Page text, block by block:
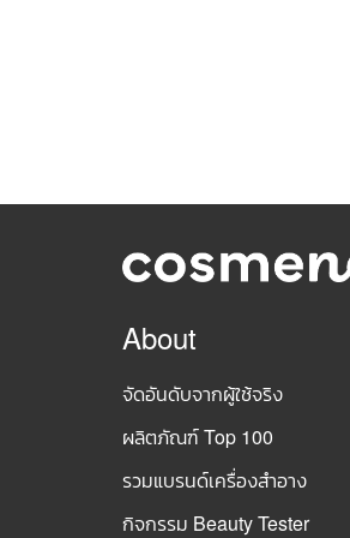
About
จัดอันดับจากผู้ใช้จริง
ผลิตภัณฑ์ Top 100
รวมแบรนด์เครื่องสำอาง
กิจกรรม Beauty Tester